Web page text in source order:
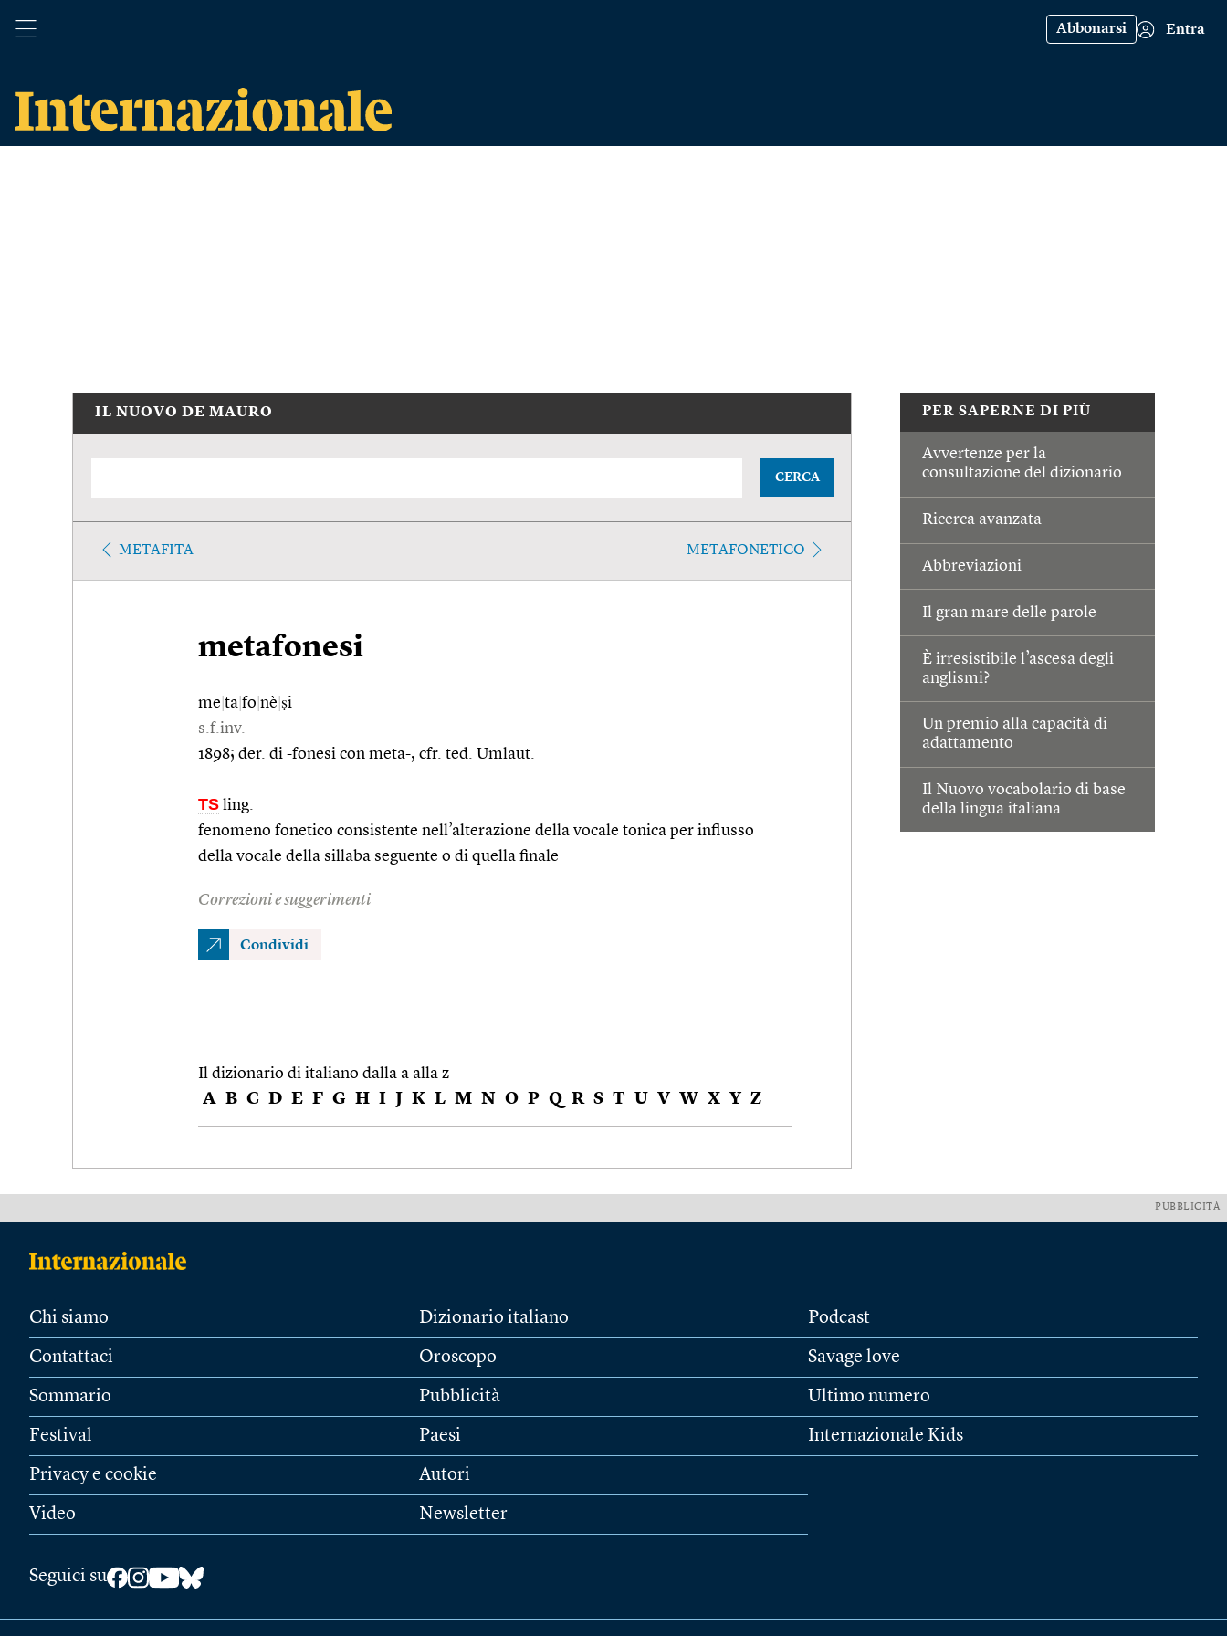
Abbonarsi Entra
PER SAPERNE DI PIÙ
Avvertenze per la
consultazione del dizionario
Ricerca avanzata
Abbreviazioni
Il gran mare delle parole
È irresistibile l’ascesa degli
anglismi?
Un premio alla capacità di
adattamento
Il Nuovo vocabolario di base
della lingua italiana
IL NUOVO DE MAURO
CERCA
METAFITA METAFONETICO
metafonesi
me ta fo nè ṣi
s.f.inv.
1898; der. di -fonesi con meta-, cfr. ted. Umlaut.
TS ling.
fenomeno fonetico consistente nell’alterazione della vocale tonica per influsso
della vocale della sillaba seguente o di quella finale
Correzioni e suggerimenti
Condividi
Il dizionario di italiano dalla a alla z
A B C D E F G H I J K L M N O P Q R S T U V W X Y Z
PUBBLICITÀ
Chi siamo
Contattaci
Sommario
Festival
Privacy e cookie
Video
Dizionario italiano
Oroscopo
Pubblicità
Paesi
Autori
Newsletter
Podcast
Savage love
Ultimo numero
Internazionale Kids
Seguici su